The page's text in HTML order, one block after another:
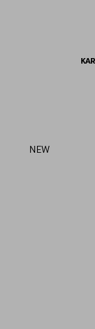
NEW